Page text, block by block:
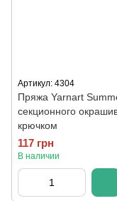
Артикул: 4304
Пряжа Yarnart
секционного
крючком
117 грн
В наличии